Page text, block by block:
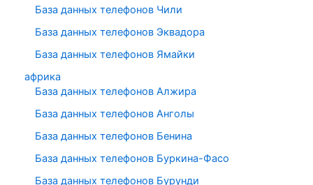
База данных телефонов Чили
База данных телефонов Эквадора
База данных телефонов Ямайки
африка
База данных телефонов Алжира
База данных телефонов Анголы
База данных телефонов Бенина
База данных телефонов Буркина-Фасо
База данных телефонов Бурунди